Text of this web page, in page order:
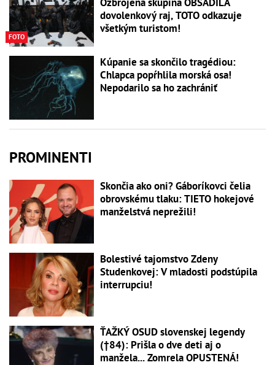
FOTO
dovolenkový raj, TOTO odkazuje
všetkým turistom!
Kúpanie sa skončilo tragédiou:
Chlapca popŕhlila morská osa!
Nepodarilo sa ho zachrániť
PROMINENTI
Skončia ako oni? Gáboríkovci čelia
obrovskému tlaku: TIETO hokejové
manželstvá neprežili!
Bolestivé tajomstvo Zdeny
Studenkovej: V mladosti podstúpila
interrupciu!
ŤAŽKÝ OSUD slovenskej legendy
(†84): Prišla o dve deti aj o
manžela... Zomrela OPUSTENÁ!